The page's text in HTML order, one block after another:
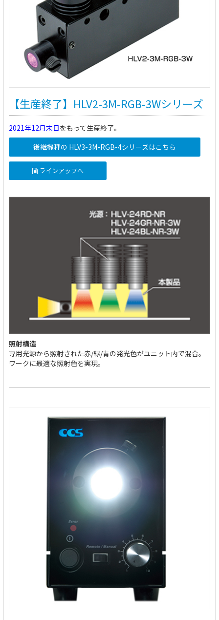
【生産終了】HLV2-3M-RGB-3Wシリーズ
2021年12月末日をもって生産終了。
後継機種の HLV3-3M-RGB-4シリーズはこちら
ラインアップへ
照射構造
専用光源から照射された赤/緑/青の発光色がユニット内で混合。
ワークに最適な照射色を実現。